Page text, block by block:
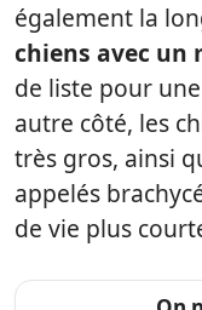
également la
chiens avec un
de liste pour
autre côté, les
très gros, ainsi
appelés
de vie plus